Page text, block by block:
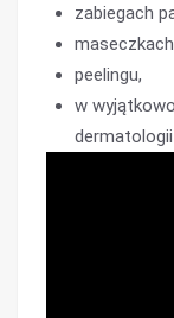
zabiegach
peelingu,
w